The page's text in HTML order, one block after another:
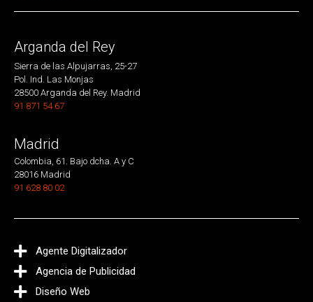
Arganda del Rey
Sierra de las Alpujarras, 25-27
Pol. Ind. Las Monjas
28500 Arganda del Rey. Madrid
91 871 54 67
Madrid
Colombia, 61. Bajo dcha. A y C
28016 Madrid
91 628 80 02
Agente Digitalizador
Agencia de Publicidad
Diseño Web